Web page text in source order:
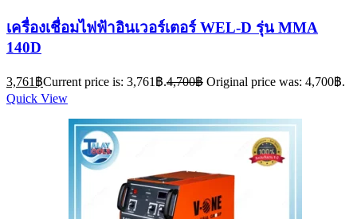
เครื่องเชื่อมไฟฟ้าอินเวอร์เตอร์ WEL-D รุ่น MMA
140D
3,761 ฿Current price is: 3,761฿.4,700฿ Original price was: 4,700฿.
Quick View